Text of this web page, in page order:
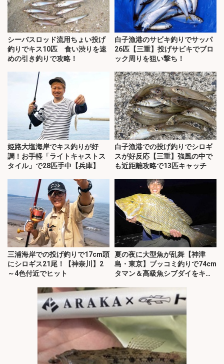
シーバスロッド流用ちょい投げ
釣りでキス10匹 食い渋りを速
めの引き釣りで攻略！
白子漁港のサビキ釣りでサッパ
26匹【三重】投げサビキでブロ
ック周りを狙い撃ち！
姫路大塩海岸でキス釣りが好
調！お手軽「ライトキャストス
タイル」で28匹手中【兵庫】
白子漁港での投げ釣りでシロギ
スが好反応【三重】強風の中で
も近距離攻略で13匹キャッチ
三浦海岸での投げ釣りで17cm頭
にシロギス21尾！【神奈川】2
～4色付近でヒット
夏の夜に大型魚が乱舞【神津
島・東京】ブッコミ釣りで74cm
タマン＆高級魚シブダイをキャ